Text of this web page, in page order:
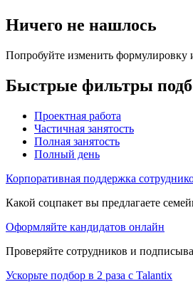
Ничего не нашлось
Попробуйте изменить формулировку
Быстрые фильтры
Проектная работа
Частичная занятость
Полная занятость
Полный день
Корпоративная поддержка
Какой соцпакет вы предлагаете
Оформляйте кандидатов онлайн
Проверяйте сотрудников и
Ускорьте подбор в 2 раза с Talantix